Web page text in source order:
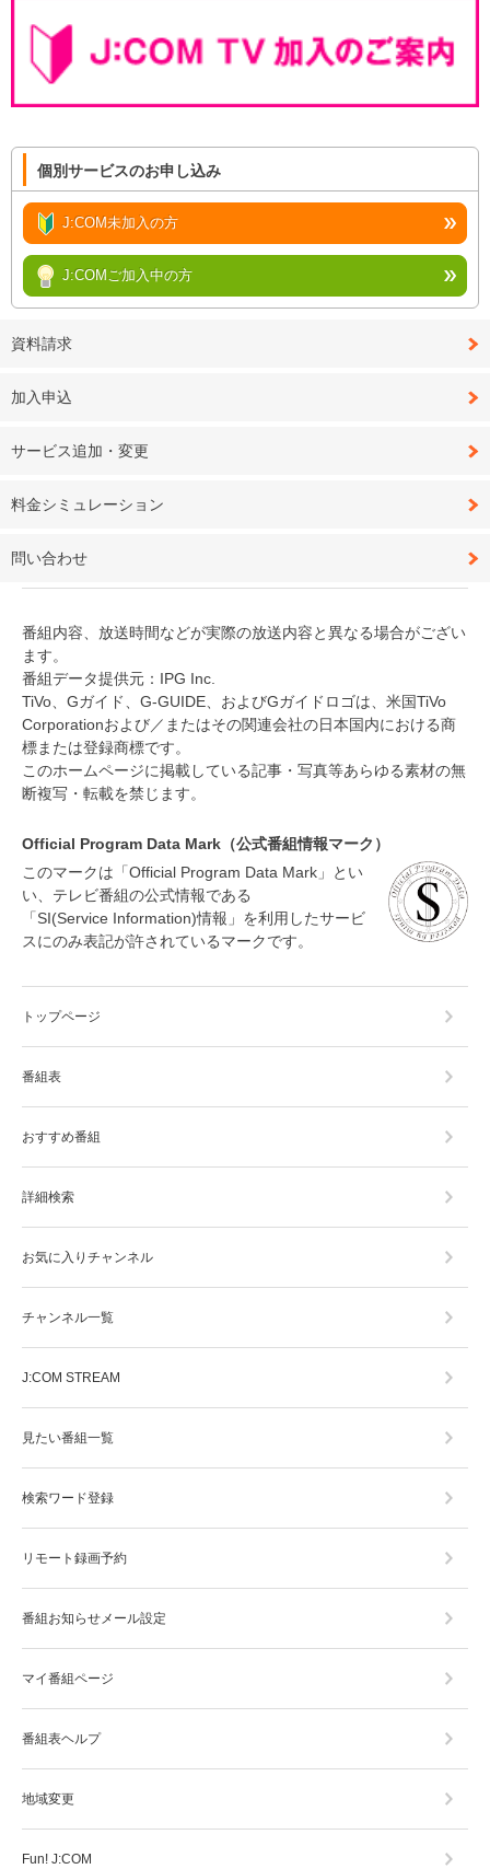
個別サービスのお申し込み
J:COM未加入の方
J:COMご加入中の方
資料請求
加入申込
サービス追加・変更
料金シミュレーション
問い合わせ
番組内容、放送時間などが実際の放送内容と異なる場合がござい
ます。
番組データ提供元：IPG Inc.
TiVo、Gガイド、G-GUIDE、およびGガイドロゴは、米国TiVo
Corporationおよび／またはその関連会社の日本国内における商
標または登録商標です。
このホームページに掲載している記事・写真等あらゆる素材の無
断複写・転載を禁じます。
Official Program Data Mark（公式番組情報マーク）
このマークは「Official Program Data Mark」とい
い、テレビ番組の公式情報である
「SI(Service Information)情報」を利用したサービ
スにのみ表記が許されているマークです。
トップページ
番組表
おすすめ番組
詳細検索
お気に入りチャンネル
チャンネル一覧
J:COM STREAM
見たい番組一覧
検索ワード登録
リモート録画予約
番組お知らせメール設定
マイ番組ページ
番組表ヘルプ
地域変更
Fun! J:COM